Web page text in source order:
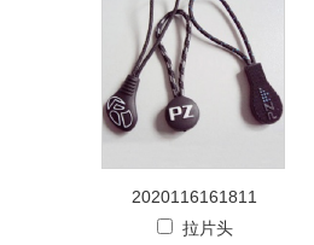
2020116161811
拉片头